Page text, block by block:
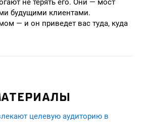
не терять его. Они — мост
будущими клиентами.
— и он приведет вас туда, куда
целевую аудиторию в